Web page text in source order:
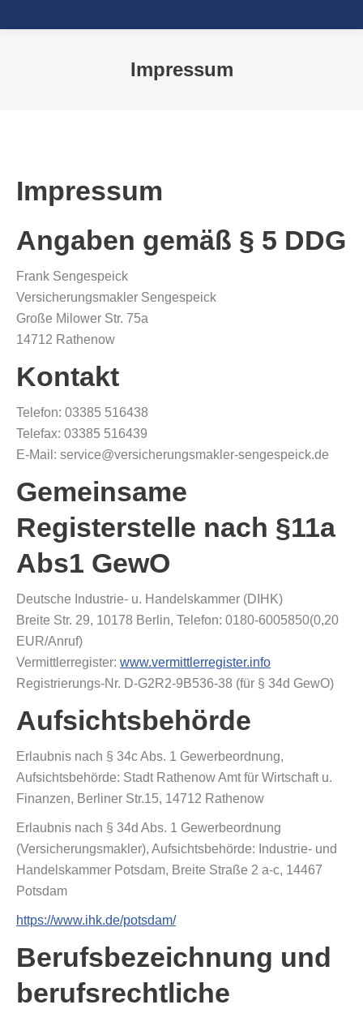
Impressum
Impressum
Angaben gemäß § 5 DDG
Frank Sengespeick
Versicherungsmakler Sengespeick
Große Milower Str. 75a
14712 Rathenow
Kontakt
Telefon: 03385 516438
Telefax: 03385 516439
E-Mail: service@versicherungsmakler-sengespeick.de
Gemeinsame
Registerstelle nach §11a
Abs1 GewO
Deutsche Industrie- u. Handelskammer (DIHK)
Breite Str. 29, 10178 Berlin, Telefon: 0180-6005850(0,20
EUR/Anruf)
Vermittlerregister: www.vermittlerregister.info
Registrierungs-Nr. D-G2R2-9B536-38 (für § 34d GewO)
Aufsichtsbehörde
Erlaubnis nach § 34c Abs. 1 Gewerbeordnung,
Aufsichtsbehörde: Stadt Rathenow Amt für Wirtschaft u.
Finanzen, Berliner Str.15, 14712 Rathenow
Erlaubnis nach § 34d Abs. 1 Gewerbeordnung
(Versicherungsmakler), Aufsichtsbehörde: Industrie- und
Handelskammer Potsdam, Breite Straße 2 a-c, 14467
Potsdam
https://www.ihk.de/potsdam/
Berufsbezeichnung und
berufsrechtliche